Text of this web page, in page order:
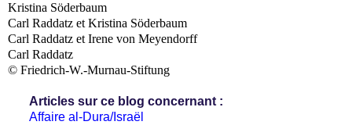
Kristina Söderbaum
Carl Raddatz et Kristina Söderbaum
Carl Raddatz et Irene von Meyendorff
Carl Raddatz
© Friedrich-W.-Murnau-Stiftung
Articles sur ce blog concernant :
Affaire al-Dura/Israël